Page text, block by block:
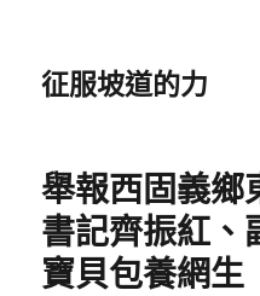
征服坡道的力
舉報西固義鄉
書記齊振紅、
寶貝包養網生